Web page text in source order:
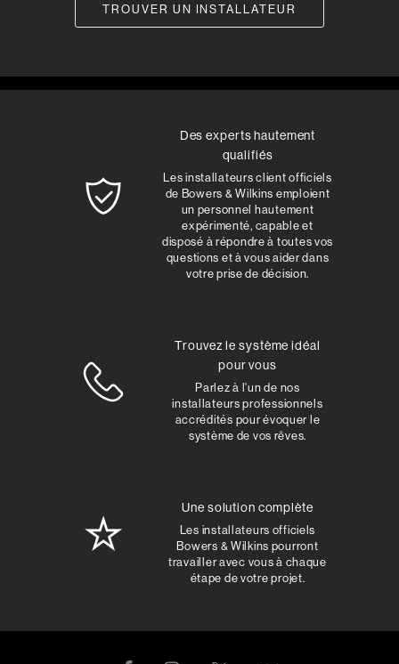
TROUVER UN INSTALLATEUR
Des experts hautement
qualifiés
Les installateurs client officiels
de Bowers & Wilkins emploient
un personnel hautement
expérimenté, capable et
disposé à répondre à toutes vos
questions et à vous aider dans
votre prise de décision.
Trouvez le système idéal
pour vous
Parlez à l'un de nos
installateurs professionnels
accrédités pour évoquer le
système de vos rêves.
Une solution complète
Les installateurs officiels
Bowers & Wilkins pourront
travailler avec vous à chaque
étape de votre projet.